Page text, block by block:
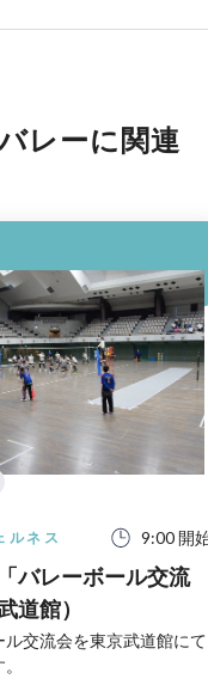
レーに関連
ルネス 9:00 開
バレーボール交流
道館）
交流会を東京武道館にて